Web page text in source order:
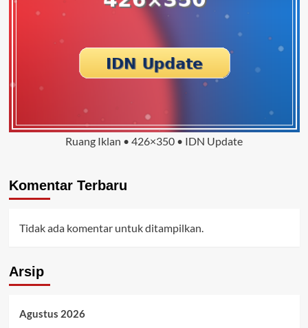
Ruang Iklan • 426×350 • IDN Update
Komentar Terbaru
Tidak ada komentar untuk ditampilkan.
Arsip
Agustus 2026